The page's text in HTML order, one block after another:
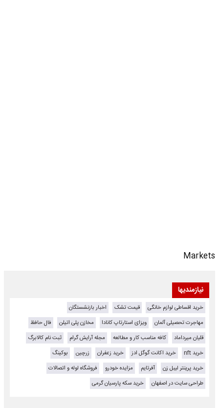
Markets
نیازمندیها
خرید اقساطی لوازم خانگی قیمت تشک
اخبار بازنشستگان
مهاجرت تحصیلی آلمان
ویزای استارتاپ کانادا مخازن پلی اتیلن
فال حافظ
قلیان میرداماد
کافه مناسب کار و مطالعه مجله آرایش گرام
ثبت نام کالابرگ
خرید nft
خرید اکانت گوگل ادز خرید زعفران زرچین
بوکینگ
خرید پرینتر لیبل زن
آفرتایم مزایده خودرو
فروشگاه لوله و اتصالات
طراحی سایت در اصفهان
خرید سکه پارسیان گرمی